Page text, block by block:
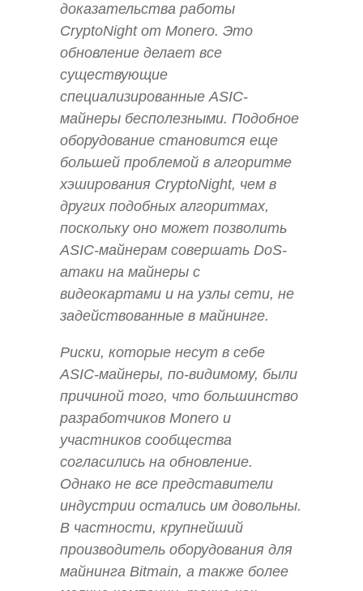
доказательства работы
CryptoNight от Monero. Это
обновление делает все
существующие
специализированные ASIC-
майнеры бесполезными. Подобное
оборудование становится еще
большей проблемой в алгоритме
хэширования CryptoNight, чем в
других подобных алгоритмах,
поскольку оно может позволить
ASIC-майнерам совершать DoS-
атаки на майнеры с
видеокартами и на узлы сети, не
задействованные в майнинге.
Риски, которые несут в себе
ASIC-майнеры, по-видимому, были
причиной того, что большинство
разработчиков Monero и
участников сообщества
согласились на обновление.
Однако не все представители
индустрии остались им довольны.
В частности, крупнейший
производитель оборудования для
майнинга Bitmain, а также более